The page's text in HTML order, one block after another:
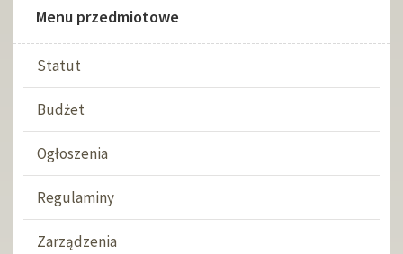
Menu przedmiotowe
Statut
Budżet
Ogłoszenia
Regulaminy
Zarządzenia